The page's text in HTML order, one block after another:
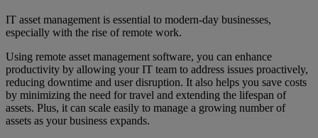
IT asset management is essential to modern-day businesses,
especially with the rise of remote work.
Using remote asset management software, you can enhance
productivity by allowing your IT team to address issues proactively,
reducing downtime and user disruption. It also helps you save costs
by minimizing the need for travel and extending the lifespan of
assets. Plus, it can scale easily to manage a growing number of
assets as your business expands.